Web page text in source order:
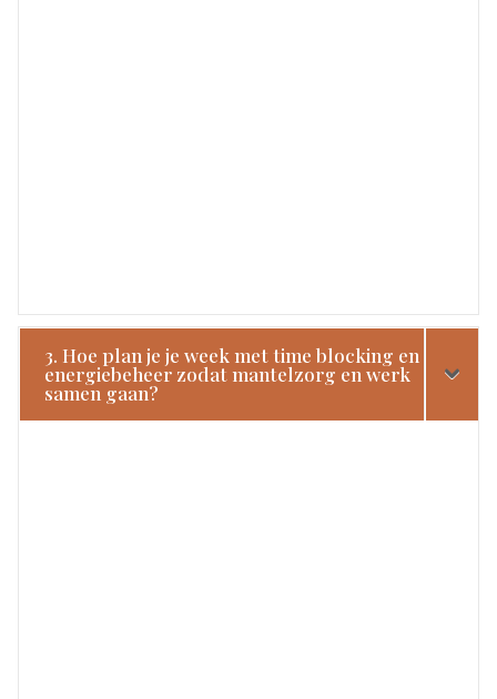
3. Hoe plan je je week met time blocking en
energiebeheer zodat mantelzorg en werk
samen gaan?